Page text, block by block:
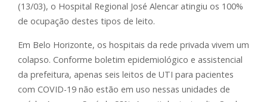
(13/03), o Hospital Regional José Alencar atingiu os 100%
de ocupação destes tipos de leito.
Em Belo Horizonte, os hospitais da rede privada vivem um
colapso. Conforme boletim epidemiológico e assistencial
da prefeitura, apenas seis leitos de UTI para pacientes
com COVID-19 não estão em uso nessas unidades de